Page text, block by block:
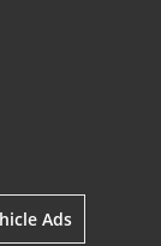
Ads